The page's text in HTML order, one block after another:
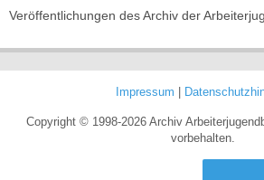
Veröffentlichungen des Archiv der
Impressum
Copyright © 1998-2026 Archiv
vorbehalten.